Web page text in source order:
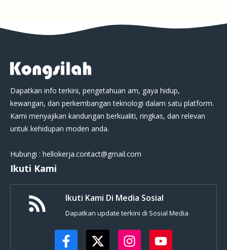
Dapatkan info terkini, pengetahuan am, gaya hidup,
kewangan, dan perkembangan teknologi dalam satu platform.
Kami menyajikan kandungan berkualiti, ringkas, dan relevan
untuk kehidupan moden anda.
Hubungi : hellokerja.contact@gmail.com
Ikuti Kami
Ikuti Kami Di Media Sosial
Dapatkan update terkini di Sosial Media